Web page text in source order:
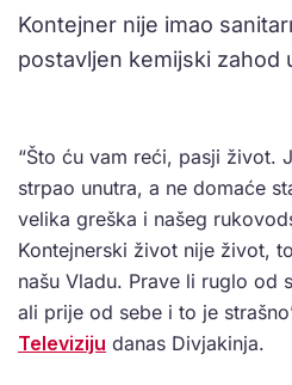
Kontejner nije imao
postavljen kemijski zahod
“Što ću vam reći, pasji život.
strpao unutra, a ne domaće
velika greška i našeg
Kontejnerski život nije život,
našu Vladu. Prave li ruglo od
ali prije od sebe i to je
Televiziju danas Divjakinja.